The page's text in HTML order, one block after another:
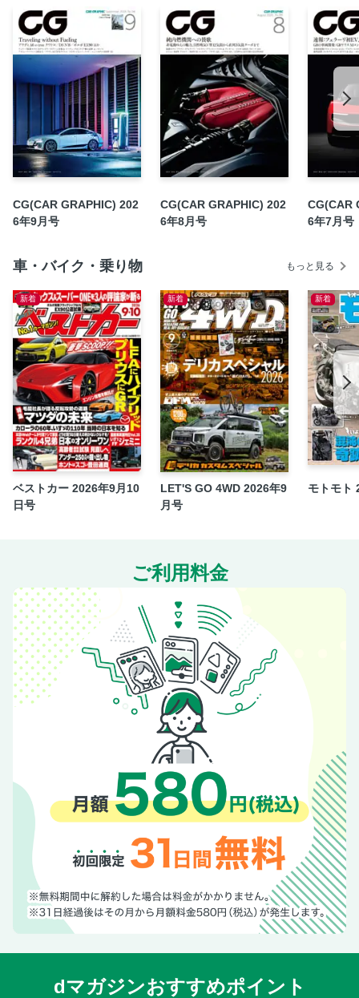
ホンダ CR-V e:FCEV
ジョルジェット・ジュジャーロ マエストロの美学
SPECIAL FEATURE：12チリンドリ・マヌアーレとルーチェ
を通じフェラーリの真髄に迫る
フェラーリ 12チリンドリ マヌアーレ
TRACK IMPRESSION：フェラーリ・ルーチェ
ROAD IMPRESSION：アストン・マーティン DB12 S
ROAD IMPRESSION：アウディ A6 TFSI クワトロ
ROAD ＆ TRACK IMPRESSION： スズキ ジムニー ノマド
ROAD IMPRESSION：ニッサン キックス
ROAD IMPRESSION：スバル レヴォーグ レイバック S:HEV
NEW MODEL：モーガン ミッドサマー クーペ
NEW MODEL：マクラーレン 788HS
NEW MODEL：ランボルギーニ ウルスSE ペルフォルマンテ
NEW MODEL
駄車・名車・古車 デザイナー的見解
LONG ＆ SHORT TERM TEST
THEN AND NOW
WARNING LAMP
日本ペイントが追いかける新たな可能性
CG CLUB
THIS MONTH’S TOPIC
吉田 匠的ヒストリックカー考
高島鎮雄 機械式のススメ
webCG
CLIP BOARD ＆ PRESENT
CG MOTORSPORT FORUM：マンスリートピック
TEST DATA／ FROM DESK
特別付録：Casa e Garage
CG(CAR GRAPHIC) 202
6年9月号
CG(CAR GRAPHIC) 202
6年8月号
CG(CAR
6年7月号
車・バイク・乗り物 もっと見る
新着
ベストカー 2026年9月10
日号
新着
LET'S GO 4WD 2026年9
月号
新着
モトモト
ご利用料金
dマガジンおすすめポイント